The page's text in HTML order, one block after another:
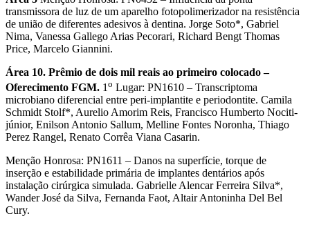
transmissora de luz de um aparelho fotopolimerizador na resistência
de união de diferentes adesivos à dentina. Jorge Soto*, Gabriel
Nima, Vanessa Gallego Arias Pecorari, Richard Bengt Thomas
Price, Marcelo Giannini.
Área 10. Prêmio de dois mil reais ao primeiro colocado –
Oferecimento FGM. 1 o Lugar: PN1610 – Transcriptoma
microbiano diferencial entre peri-implantite e periodontite. Camila
Schmidt Stolf*, Aurelio Amorim Reis, Francisco Humberto Nociti-
júnior, Enilson Antonio Sallum, Melline Fontes Noronha, Thiago
Perez Rangel, Renato Corrêa Viana Casarin.
Menção Honrosa: PN1611 – Danos na superfície, torque de
inserção e estabilidade primária de implantes dentários após
instalação cirúrgica simulada. Gabrielle Alencar Ferreira Silva*,
Wander José da Silva, Fernanda Faot, Altair Antoninha Del Bel
Cury.